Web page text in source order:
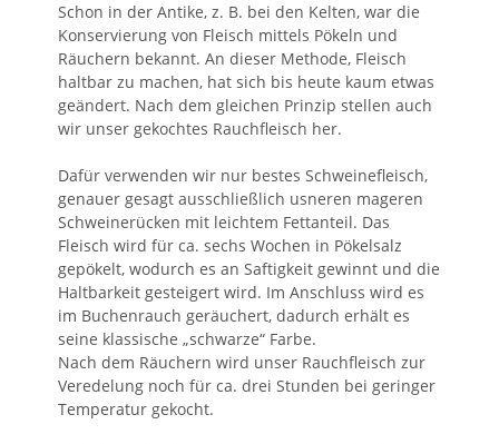
Schon in der Antike, z. B. bei den Kelten, war die
Konservierung von Fleisch mittels Pökeln und
Räuchern bekannt. An dieser Methode, Fleisch
haltbar zu machen, hat sich bis heute kaum etwas
geändert. Nach dem gleichen Prinzip stellen auch
wir unser gekochtes Rauchfleisch her.
Dafür verwenden wir nur bestes Schweinefleisch,
genauer gesagt ausschließlich usneren mageren
Schweinerücken mit leichtem Fettanteil. Das
Fleisch wird für ca. sechs Wochen in Pökelsalz
gepökelt, wodurch es an Saftigkeit gewinnt und die
Haltbarkeit gesteigert wird. Im Anschluss wird es
im Buchenrauch geräuchert, dadurch erhält es
seine klassische „schwarze“ Farbe.
Nach dem Räuchern wird unser Rauchfleisch zur
Veredelung noch für ca. drei Stunden bei geringer
Temperatur gekocht.